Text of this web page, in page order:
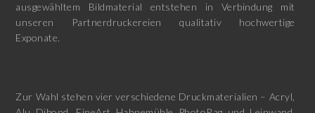
ausgewähltem Bildmaterial entstehen in Verbindung mit
unseren Partnerdruckereien qualitativ hochwertige
Exponate.
Zur Wahl stehen vier verschiedene Druckmaterialien – Acryl,